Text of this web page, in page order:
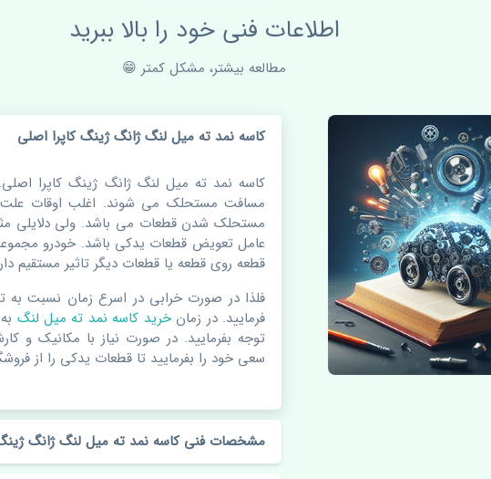
اطلاعات فنی خود را بالا ببرید
مطالعه بیشتر، مشکل کمتر 😁
کاسه نمد ته میل لنگ ژانگ ژینگ کاپرا اصلی
کاسه نمد ته میل لنگ ژانگ ژینگ کاپرا
مسافت مستحلک می شوند. اغلب اوقات علت
مستحلک شدن قطعات می باشد. ولی دلایلی
عامل تعویض قطعات یدکی باشد. خودرو
قطعه روی قطعه یا قطعات دیگر تاثیر مستقیم
فلذا در صورت خرابی در اسرع زمان نسبت به
فرمایید. در زمانخرید کاسه نمد ته میل لنگ
توجه بفرمایید. در صورت نیاز با مکانیک و
سعی خود را بفرمایید تا قطعات یدکی را از
مشخصات فنی کاسه نمد ته میل لنگ ژانگ